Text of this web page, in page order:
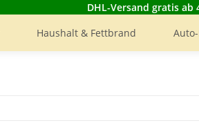
DHL-Versand gratis
Haushalt & Fettbrand